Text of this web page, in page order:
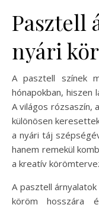
Pasztell
nyári
A pasztell színek
hónapokban, hiszen
A világos rózsaszín,
különösen
a nyári táj
hanem remekül
a kreatív
A pasztell
köröm hosszára